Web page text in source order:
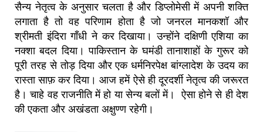
सैन्य नेतृत्व के अनुसार चलता है और डिप्लोमेसी में अपनी शक्ति
लगाता है तो वह परिणाम होता है जो जनरल मानकशॉ और
श्रीमती इंदिरा गाँधी ने कर दिखाया। उन्होंने दक्षिणी एशिया का
नक्शा बदल दिया। पाकिस्तान के घमंडी तानाशाहों के गुरूर को
पूरी तरह से तोड़ दिया और एक धर्मनिरपेक्ष बांग्लादेश के उदय का
रास्ता साफ़ कर दिया। आज हमें ऐसे ही दूरदर्शी नेतृत्व की जरूरत
है। चाहे वह राजनीति में हो या सेन्य बलों में। ऐसा होने से ही देश
की एकता और अखंडता अक्षुण्ण रहेगी।